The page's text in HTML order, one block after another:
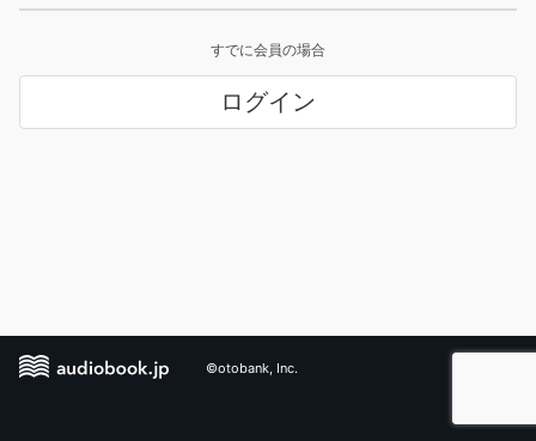
すでに会員の場合
ログイン
©otobank, Inc.